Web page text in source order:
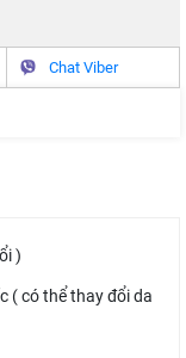
Chat Viber
)
( có thể thay đổi da